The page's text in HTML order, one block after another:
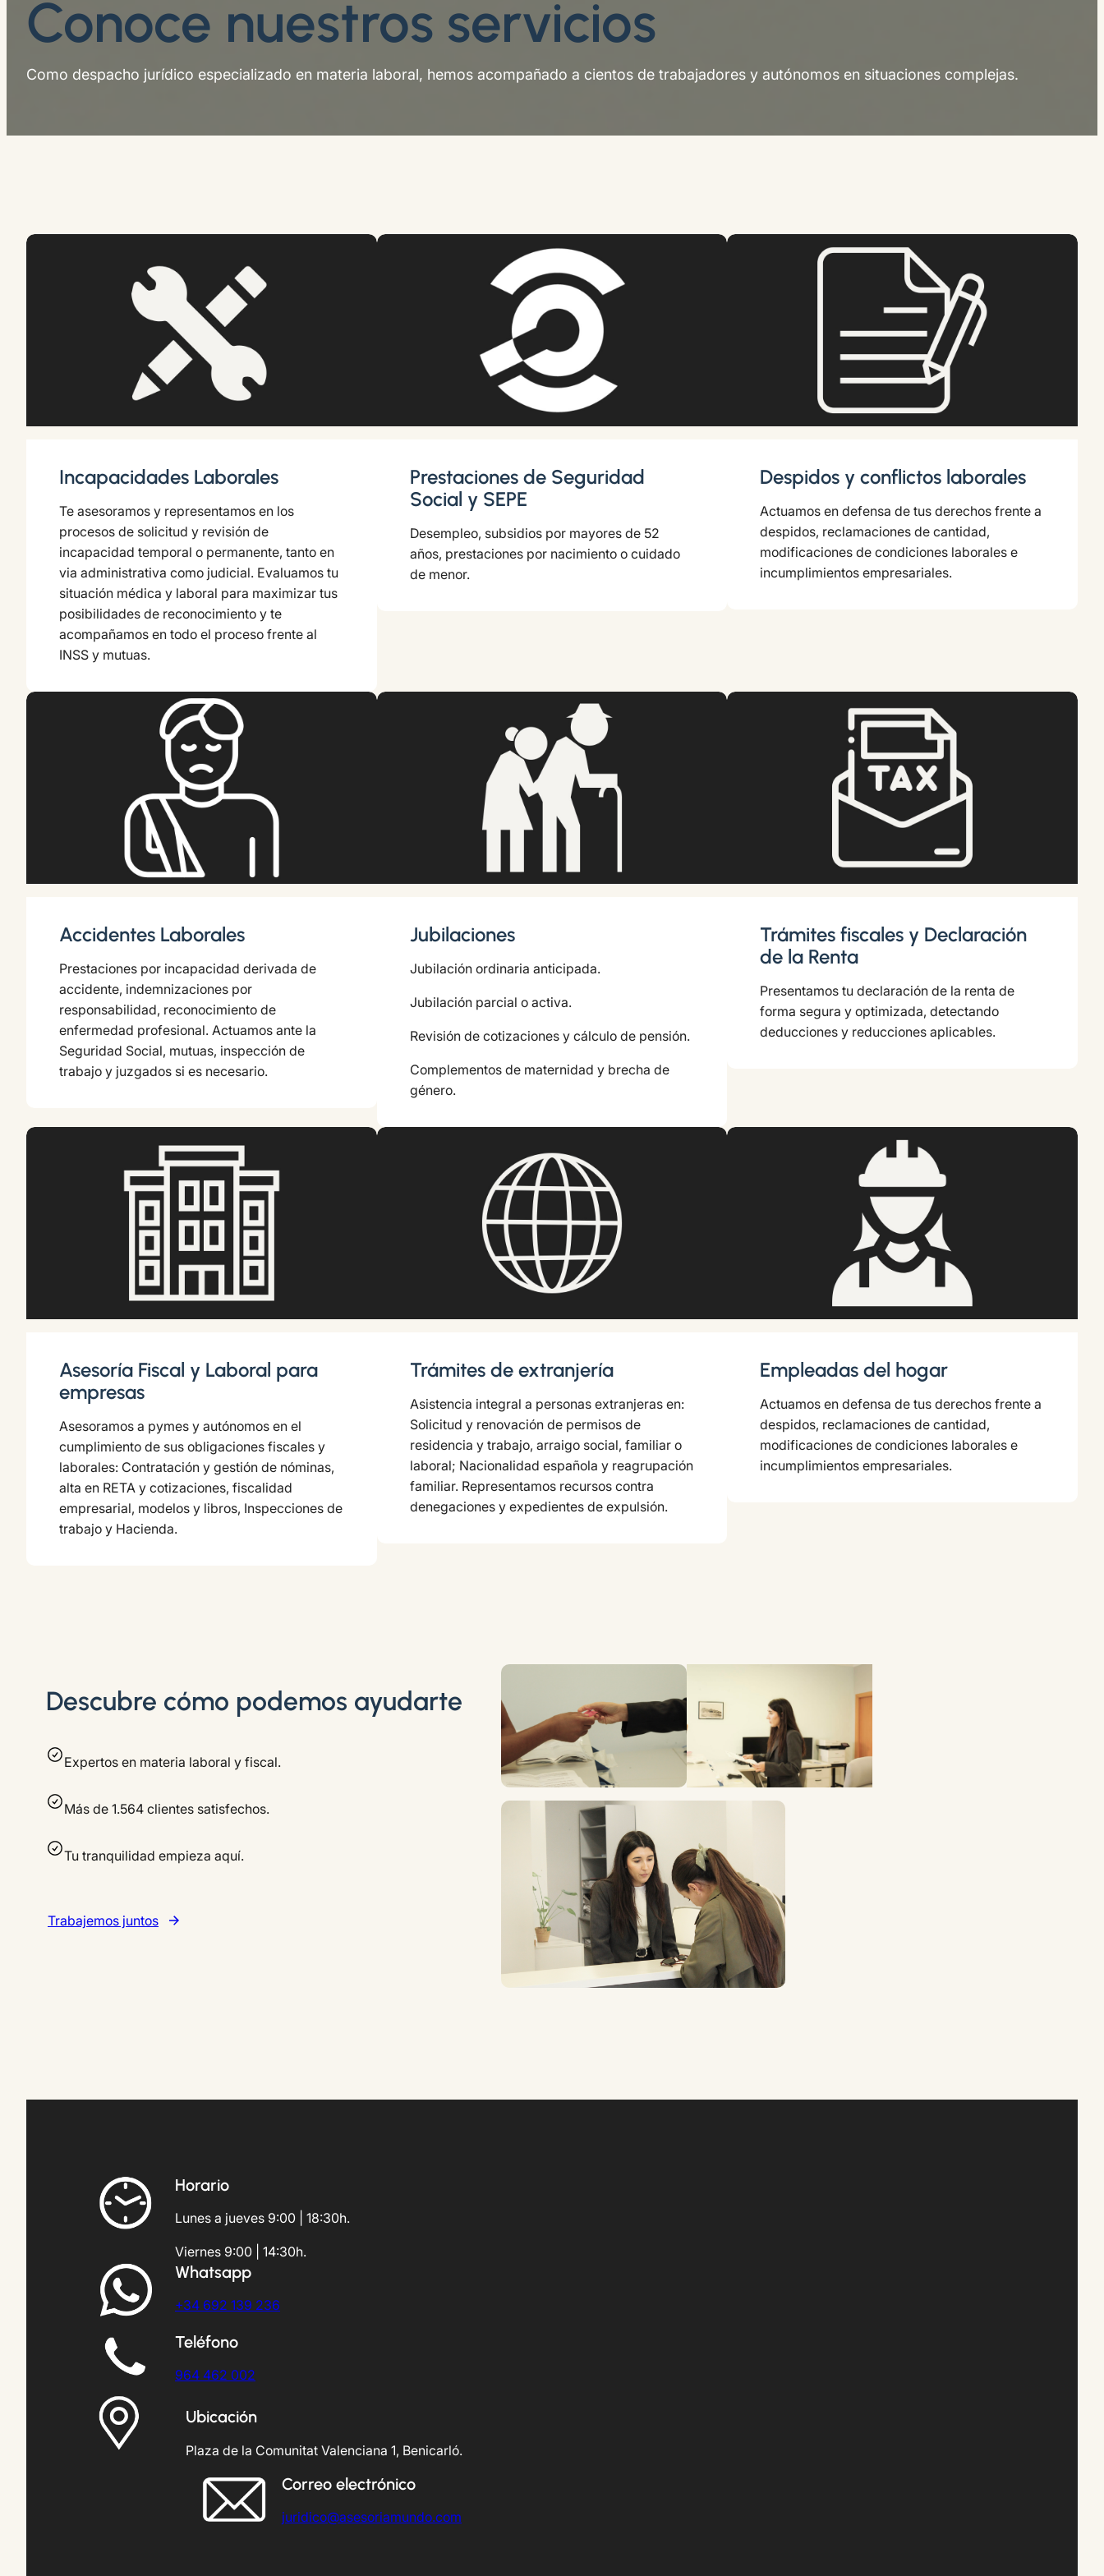
Conoce nuestros servicios
Como despacho jurídico especializado en materia laboral, hemos acompañado a cientos de trabajadores y autónomos en situaciones complejas.
Incapacidades Laborales
Te asesoramos y representamos en los
procesos de solicitud y revisión de
incapacidad temporal o permanente, tanto en
via administrativa como judicial. Evaluamos tu
situación médica y laboral para maximizar tus
posibilidades de reconocimiento y te
acompañamos en todo el proceso frente al
INSS y mutuas.
Prestaciones de Seguridad
Social y SEPE
Desempleo, subsidios por mayores de 52
años, prestaciones por nacimiento o cuidado
de menor.
Despidos y conflictos laborales
Actuamos en defensa de tus derechos frente a
despidos, reclamaciones de cantidad,
modificaciones de condiciones laborales e
incumplimientos empresariales.
Accidentes Laborales
Prestaciones por incapacidad derivada de
accidente, indemnizaciones por
responsabilidad, reconocimiento de
enfermedad profesional. Actuamos ante la
Seguridad Social, mutuas, inspección de
trabajo y juzgados si es necesario.
Jubilaciones
Jubilación ordinaria anticipada.
Jubilación parcial o activa.
Revisión de cotizaciones y cálculo de pensión.
Complementos de maternidad y brecha de
género.
Trámites fiscales y Declaración
de la Renta
Presentamos tu declaración de la renta de
forma segura y optimizada, detectando
deducciones y reducciones aplicables.
Asesoría Fiscal y Laboral para
empresas
Asesoramos a pymes y autónomos en el
cumplimiento de sus obligaciones fiscales y
laborales: Contratación y gestión de nóminas,
alta en RETA y cotizaciones, fiscalidad
empresarial, modelos y libros, Inspecciones de
trabajo y Hacienda.
Trámites de extranjería
Asistencia integral a personas extranjeras en:
Solicitud y renovación de permisos de
residencia y trabajo, arraigo social, familiar o
laboral; Nacionalidad española y reagrupación
familiar. Representamos recursos contra
denegaciones y expedientes de expulsión.
Empleadas del hogar
Actuamos en defensa de tus derechos frente a
despidos, reclamaciones de cantidad,
modificaciones de condiciones laborales e
incumplimientos empresariales.
Descubre cómo podemos ayudarte
Expertos en materia laboral y fiscal.
Más de 1.564 clientes satisfechos.
Tu tranquilidad empieza aquí.
Trabajemos juntos
Horario
Lunes a jueves 9:00 | 18:30h.
Viernes 9:00 | 14:30h.
Whatsapp
+34 692 139 236
Teléfono
964 462 002
Ubicación
Plaza de la Comunitat Valenciana 1, Benicarló.
Correo electrónico
juridico@asesoriamundo.com